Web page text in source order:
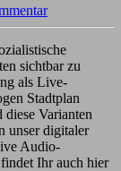
sichtbar zu
als Live-
Stadtplan
Varianten
unser digitaler
Audio-
Ihr auch hier